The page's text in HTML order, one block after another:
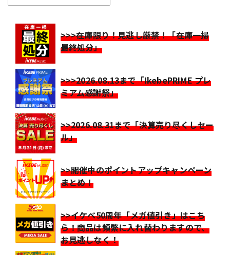
>>>在庫限り！見逃し厳禁！「在庫一掃
最終処分」
>>>2026.08.13まで「IkebePRIME プレ
ミアム感謝祭」
>>2026.08.31まで「決算売り尽くしセー
ル」
>>開催中のポイントアップキャンペーン
まとめ！
>>イケベ50周年「メガ値引き」はこち
ら！商品は頻繁に入れ替わりますので、
お見逃しなく！